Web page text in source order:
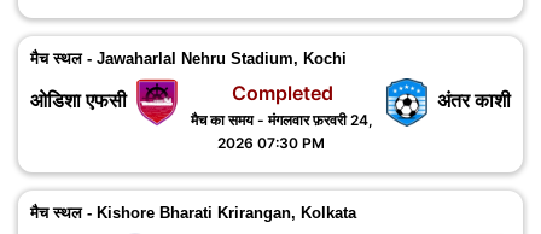
मैच स्थल - Jawaharlal Nehru Stadium, Kochi
ओडिशा एफसी अंतर काशी
Completed
मैच का समय - मंगलवार फ़रवरी 24,
2026 07:30 PM
मैच स्थल - Kishore Bharati Krirangan, Kolkata